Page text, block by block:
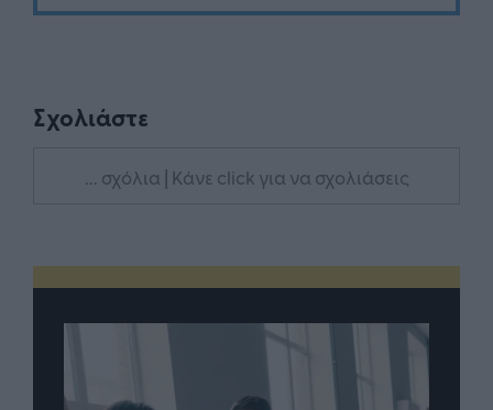
Σχολιάστε
... σχόλια | Κάνε click για να σχολιάσεις